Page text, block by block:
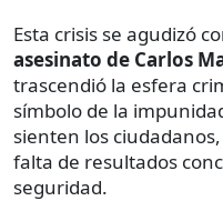
Esta crisis se agudizó
asesinato de Carlos
trascendió la esfera
símbolo de la
sienten los
falta de resultados
seguridad.